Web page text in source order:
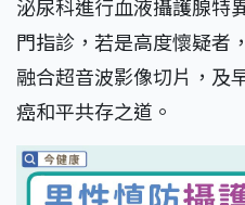
泌尿科進行血液攝護腺特
門指診，若是高度懷疑者
融合超音波影像切片，及
癌和平共存之道。